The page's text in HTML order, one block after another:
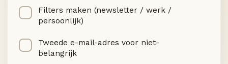
Filters maken (newsletter / werk /
persoonlijk)
Tweede e-mail-adres voor niet-
belangrijk